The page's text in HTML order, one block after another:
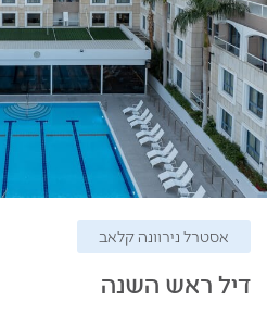
אסטרל נירוונה קלאב
דיל ראש השנה